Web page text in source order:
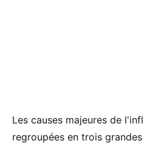
Les causes majeures de
regroupées en trois